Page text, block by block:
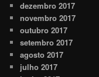
dezembro 2017
novembro 2017
outubro 2017
setembro 2017
agosto 2017
julho 2017